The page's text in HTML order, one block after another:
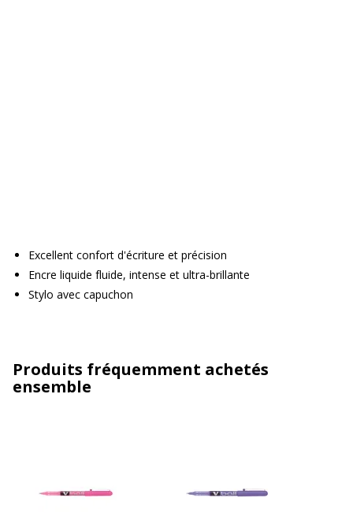
Excellent confort d'écriture et précision
Encre liquide fluide, intense et ultra-brillante
Stylo avec capuchon
Produits fréquemment achetés
ensemble